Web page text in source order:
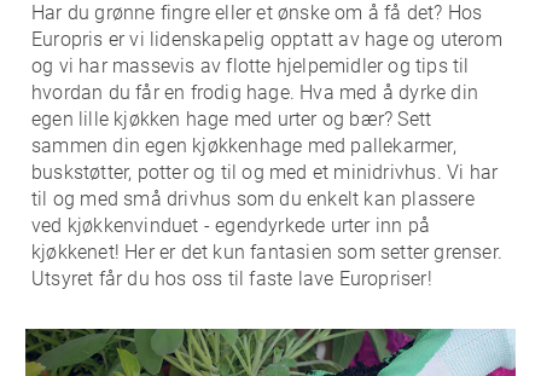
Har du grønne fingre eller et ønske om å få det? Hos
Europris er vi lidenskapelig opptatt av hage og uterom
og vi har massevis av flotte hjelpemidler og tips til
hvordan du får en frodig hage. Hva med å dyrke din
egen lille kjøkken hage med urter og bær? Sett
sammen din egen kjøkkenhage med pallekarmer,
buskstøtter, potter og til og med et minidrivhus. Vi har
til og med små drivhus som du enkelt kan plassere
ved kjøkkenvinduet - egendyrkede urter inn på
kjøkkenet! Her er det kun fantasien som setter grenser.
Utsyret får du hos oss til faste lave Europriser!